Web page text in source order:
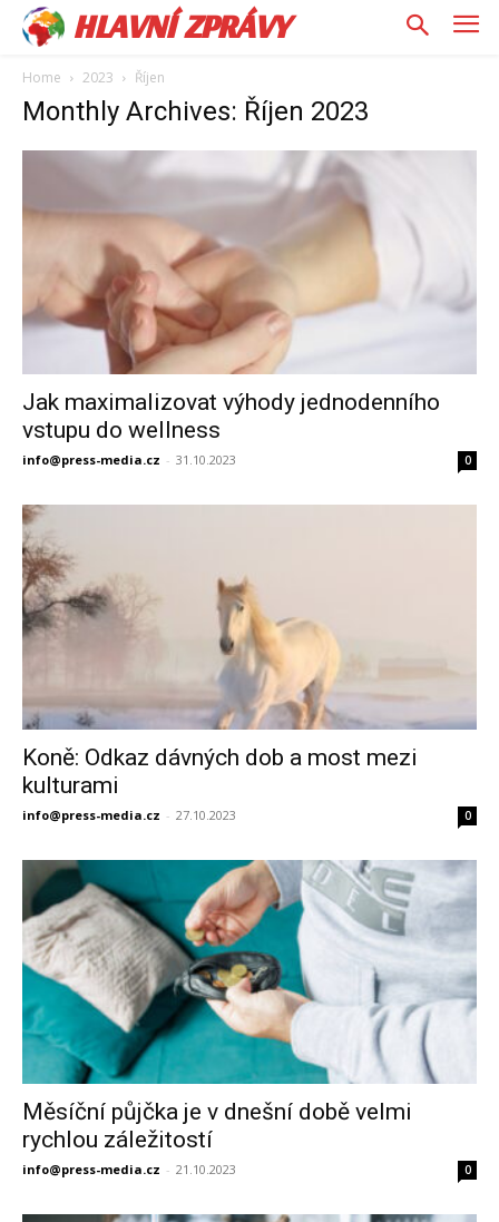
HLAVNÍ ZPRÁVY
Home 2023 Říjen
Monthly Archives: Říjen 2023
Jak maximalizovat výhody jednodenního
vstupu do wellness
info@press-media.cz - 31.10.2023 0
Koně: Odkaz dávných dob a most mezi
kulturami
info@press-media.cz - 27.10.2023 0
Měsíční půjčka je v dnešní době velmi
rychlou záležitostí
info@press-media.cz - 21.10.2023 0